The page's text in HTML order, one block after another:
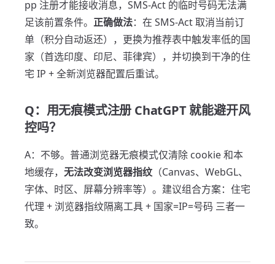
pp 注册才能接收消息，SMS-Act 的临时号码无法满
足该前置条件。 正确做法：在 SMS-Act 取消当前订
单（积分自动返还），更换为推荐表中触发率低的国
家（首选印度、印尼、菲律宾），并切换到干净的住
宅 IP + 全新浏览器配置后重试。
Q：用无痕模式注册 ChatGPT 就能避开风
控吗？
A：不够。普通浏览器无痕模式仅清除 cookie 和本
地缓存， 无法改变浏览器指纹 （Canvas、WebGL、
字体、时区、屏幕分辨率等）。建议组合方案：住宅
代理 + 浏览器指纹隔离工具 + 国家=IP=号码 三者一
致。